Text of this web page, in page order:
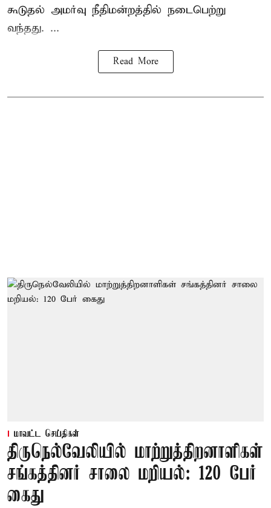
கூடுதல் அமர்வு நீதிமன்றத்தில் நடைபெற்று
வந்தது. ...
Read More
மாவட்ட செய்திகள்
திருநெல்வேலியில் மாற்றுத்திறனாளிகள்
சங்கத்தினர் சாலை மறியல்: 120 பேர்
கைது